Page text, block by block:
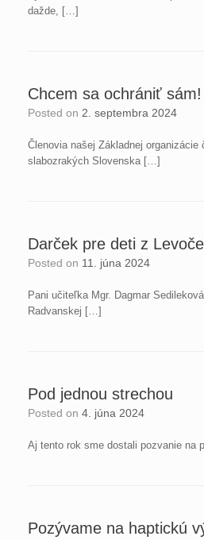
dažde, […]
Chcem sa ochrániť sám!
Posted on 2. septembra 2024
Členovia našej Základnej organizácie
slabozrakých Slovenska […]
Darček pre deti z Levoče
Posted on 11. júna 2024
Pani učiteľka Mgr. Dagmar
Radvanskej […]
Pod jednou strechou
Posted on 4. júna 2024
Aj tento rok sme dostali pozvanie na
Pozývame na haptickú